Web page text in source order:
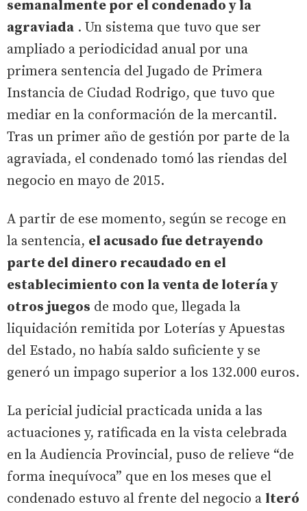
semanalmente por el condenado y la
agraviada . Un sistema que tuvo que ser
ampliado a periodicidad anual por una
primera sentencia del Jugado de Primera
Instancia de Ciudad Rodrigo, que tuvo que
mediar en la conformación de la mercantil.
Tras un primer año de gestión por parte de la
agraviada, el condenado tomó las riendas del
negocio en mayo de 2015.
A partir de ese momento, según se recoge en
la sentencia, el acusado fue detrayendo
parte del dinero recaudado en el
establecimiento con la venta de lotería y
otros juegos de modo que, llegada la
liquidación remitida por Loterías y Apuestas
del Estado, no había saldo suficiente y se
generó un impago superior a los 132.000 euros.
La pericial judicial practicada unida a las
actuaciones y, ratificada en la vista celebrada
en la Audiencia Provincial, puso de relieve “de
forma inequívoca” que en los meses que el
condenado estuvo al frente del negocio a lteró